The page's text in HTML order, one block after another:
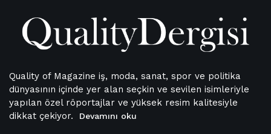
Quality of Magazine iş, moda, sanat, spor ve politika
dünyasının içinde yer alan seçkin ve sevilen isimleriyle
yapılan özel röportajlar ve yüksek resim kalitesiyle
dikkat çekiyor.
Devamını oku